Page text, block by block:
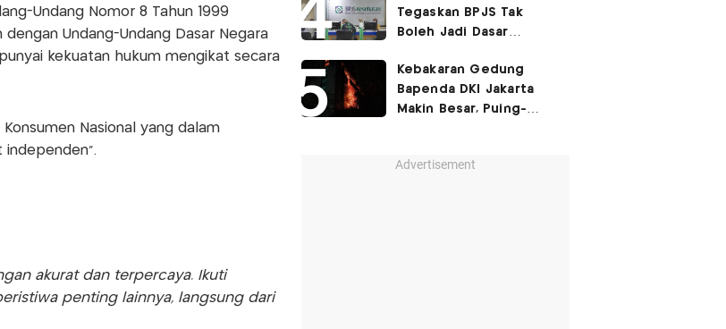
Undang Nomor 8 Tahun 1999
Undang-Undang Dasar Negara
kekuatan hukum mengikat secara
Nasional yang dalam
independen".
akurat dan terpercaya. Ikuti
penting lainnya, langsung dari
Tegaskan BPJS Tak
Boleh Jadi Dasar
Layanan Kesehatan
Kebakaran Gedung
Bapenda DKI Jakarta
Makin Besar, Puing-
Advertisement